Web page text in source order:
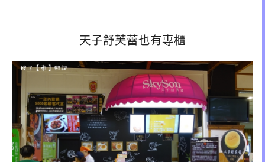
天子舒芙蕾也有專櫃